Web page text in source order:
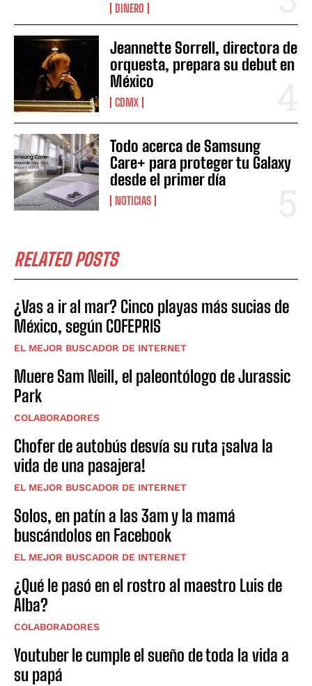
DINERO
Jeannette Sorrell, directora de
orquesta, prepara su debut en
México
CDMX
Todo acerca de Samsung
Care+ para proteger tu Galaxy
desde el primer día
NOTICIAS
RELATED POSTS
¿Vas a ir al mar? Cinco playas más sucias de
México, según COFEPRIS
EL MEJOR BUSCADOR DE INTERNET
Muere Sam Neill, el paleontólogo de Jurassic
Park
COLABORADORES
Chofer de autobús desvía su ruta ¡salva la
vida de una pasajera!
EL MEJOR BUSCADOR DE INTERNET
Solos, en patín a las 3am y la mamá
buscándolos en Facebook
EL MEJOR BUSCADOR DE INTERNET
¿Qué le pasó en el rostro al maestro Luis de
Alba?
COLABORADORES
Youtuber le cumple el sueño de toda la vida a
su papá